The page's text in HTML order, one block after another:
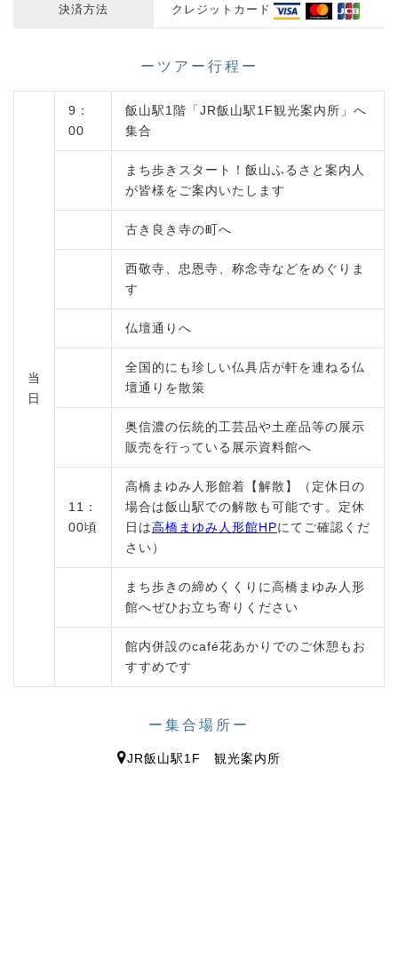
決済方法 クレジットカード
ーツアー行程ー
当
日
9：
00
飯山駅1階「JR飯山駅1F観光案内所」へ
集合
まち歩きスタート！飯山ふるさと案内人
が皆様をご案内いたします
古き良き寺の町へ
西敬寺、忠恩寺、称念寺などをめぐりま
す
仏壇通りへ
全国的にも珍しい仏具店が軒を連ねる仏
壇通りを散策
奥信濃の伝統的工芸品や土産品等の展示
販売を行っている展示資料館へ
11：
00頃
高橋まゆみ人形館着【解散】（定休日の
場合は飯山駅での解散も可能です。定休
日は高橋まゆみ人形館HPにてご確認くだ
さい）
まち歩きの締めくくりに高橋まゆみ人形
館へぜひお立ち寄りください
館内併設のcafé花あかりでのご休憩もお
すすめです
ー集合場所ー
JR飯山駅1F 観光案内所